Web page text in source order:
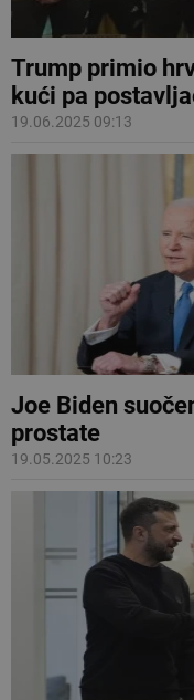
Trump primio
kući pa
19.06.2025 09:13
Joe Biden
prostate
19.05.2025 10:23